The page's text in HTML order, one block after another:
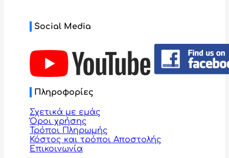
Social Media
Πληροφορίες
Σχετικά με εμάς
Όροι χρήσης
Τρόποι Πληρωμής
Κόστος και τρόποι Αποστολής
Επικοινωνία